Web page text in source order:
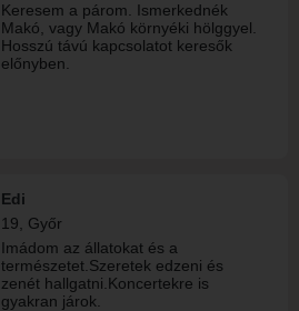
Keresem a párom. Ismerkednék
Makó, vagy Makó környéki hölggyel.
Hosszú távú kapcsolatot keresők
előnyben.
Edi
19, Győr
Imádom az állatokat és a
természetet.Szeretek edzeni és
zenét hallgatni.Koncertekre is
gyakran járok.